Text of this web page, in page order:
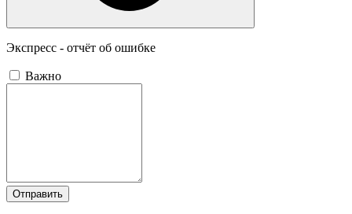
Экспресс - отчёт об ошибке
Важно
Отправить